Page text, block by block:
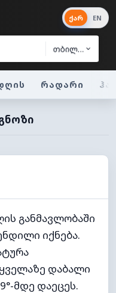
თბილისი
ქარ EN
რადარი
განმავლობაში
იქნება.
დაბალი
მდე დაეცეს.